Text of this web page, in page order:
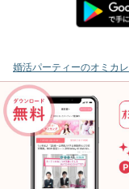
婚活パーティーのオミカレ